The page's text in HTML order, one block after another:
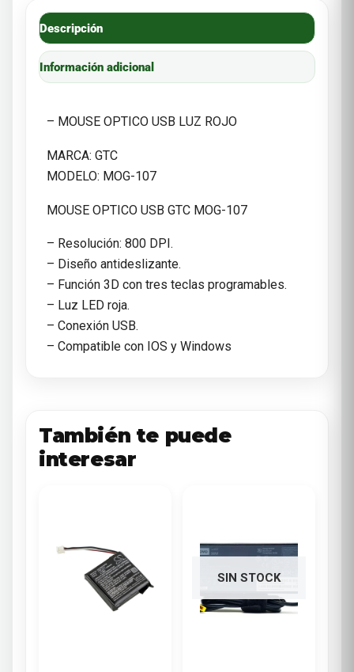
Descripción
Información adicional
– MOUSE OPTICO USB LUZ ROJO
MARCA: GTC
MODELO: MOG-107
MOUSE OPTICO USB GTC MOG-107
– Resolución: 800 DPI.
– Diseño antideslizante.
– Función 3D con tres teclas programables.
– Luz LED roja.
– Conexión USB.
– Compatible con IOS y Windows
También te puede
interesar
SIN STOCK